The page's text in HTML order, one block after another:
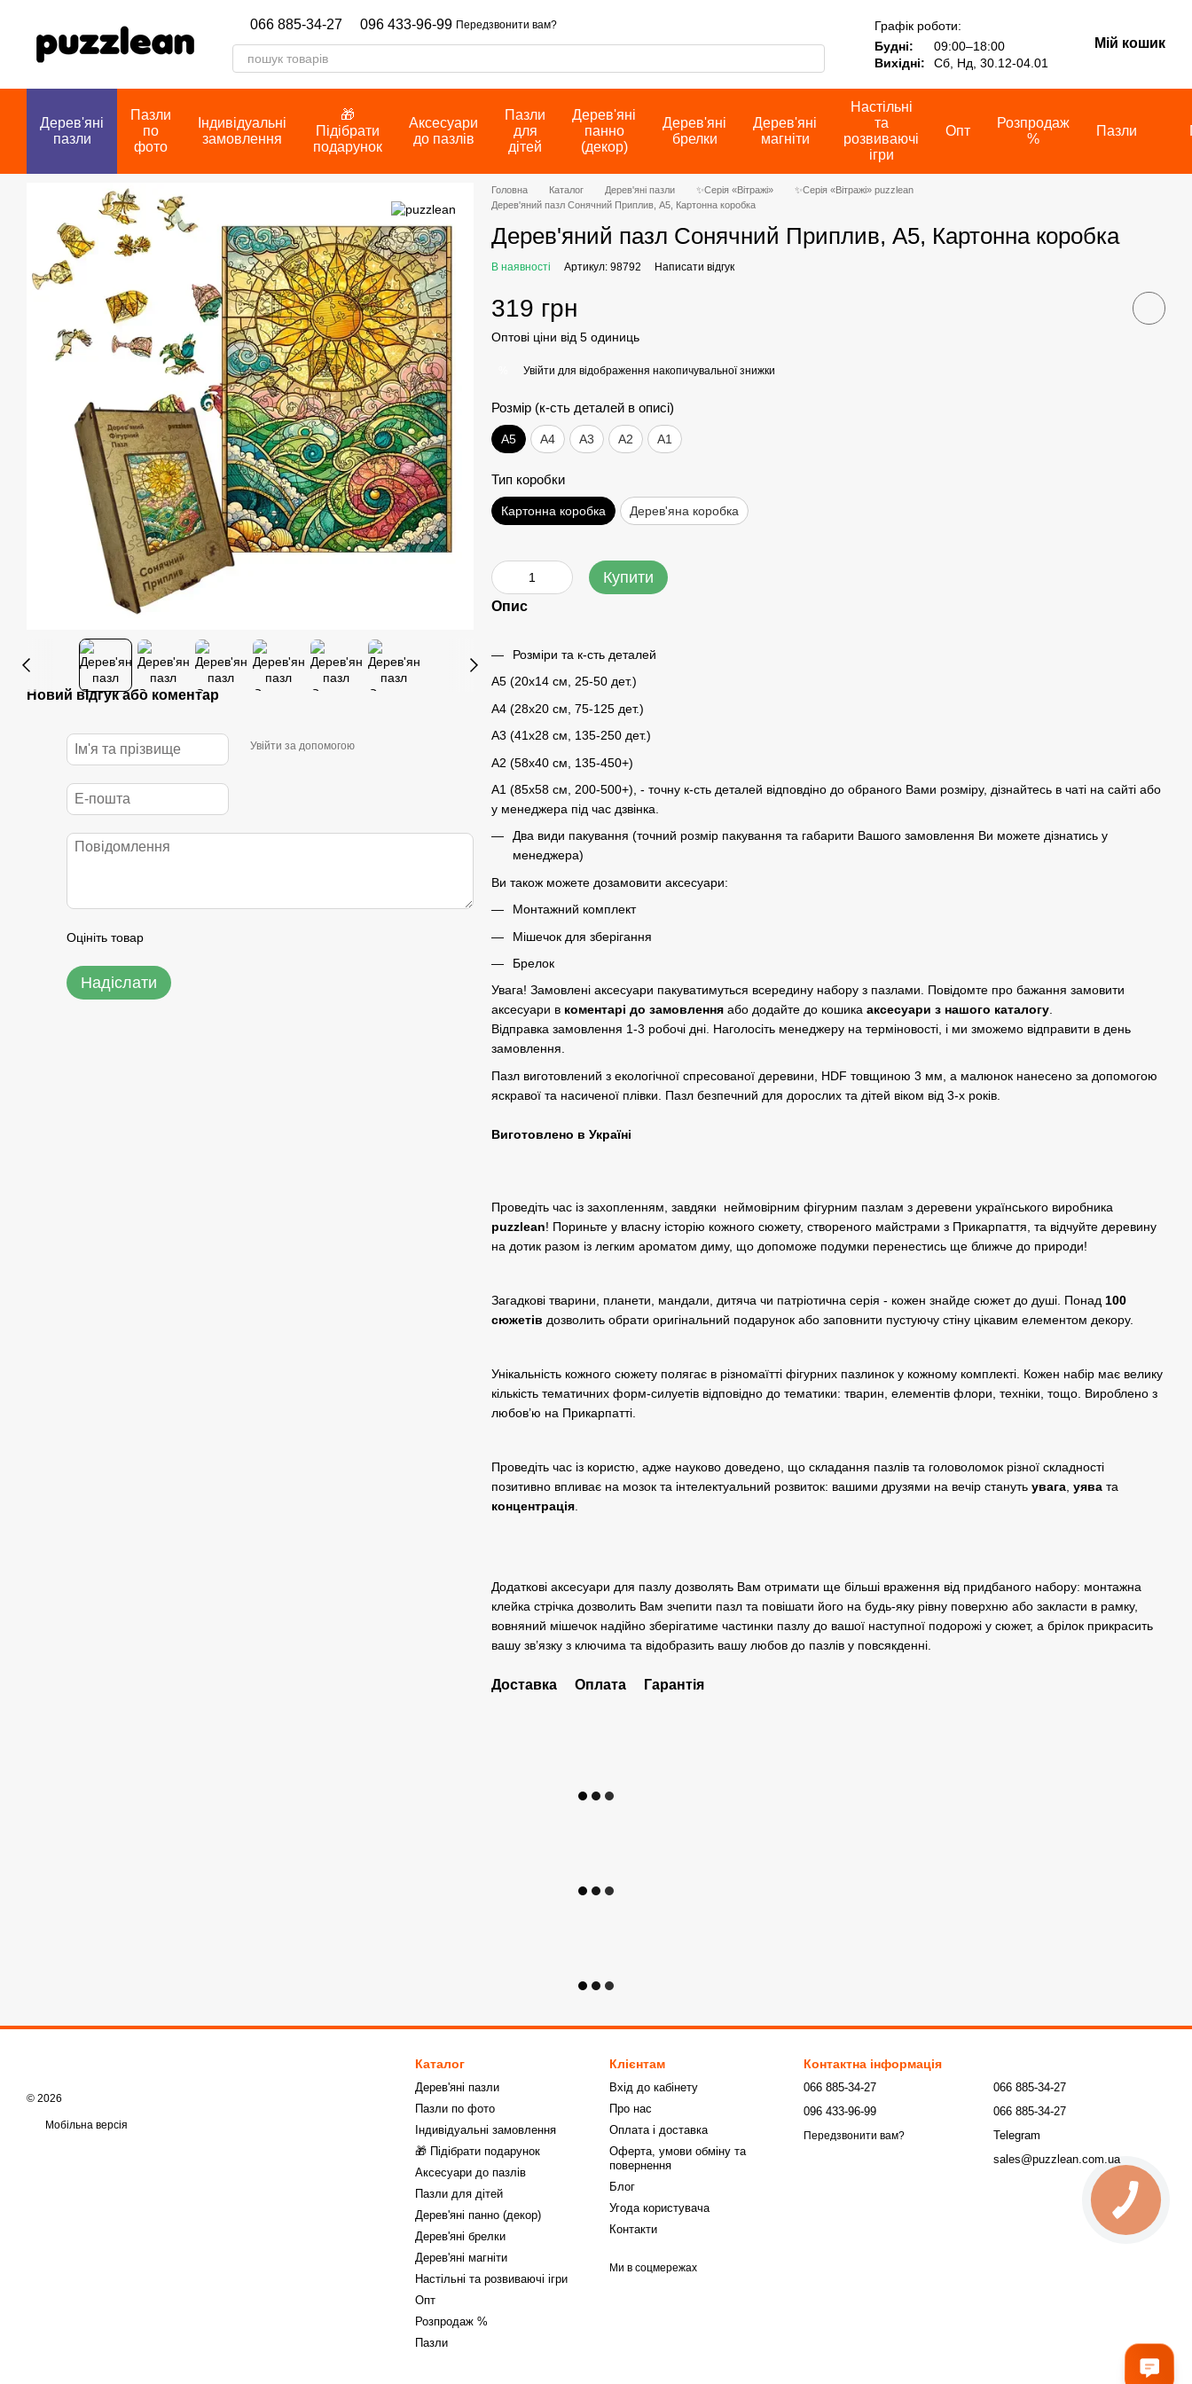
066 885-34-27 096 433-96-99 Передзвонити вам?
Графік роботи:
Будні:
09:00–18:00
Вихідні:
Сб, Нд, 30.12-04.01
Мій кошик
Дерев'яні
пазли
Пазли
по
фото
Індивідуальні
замовлення
🎁
Підібрати
подарунок
Аксесуари
до пазлів
Пазли
для
дітей
Дерев'яні
панно
(декор)
Дерев'яні
брелки
Дерев'яні
магніти
Настільні
та
розвиваючі
ігри
Опт
Розпродаж
%
Пазли
Новий відгук або коментар
Увійти за допомогою
Оцініть товар
Надіслати
Головна Каталог Дерев'яні пазли ✨Серія «Вітражі»
✨Серія «Вітражі» puzzlean
Дерев'яний пазл Сонячний Приплив, А5, Картонна коробка
Дерев'яний пазл Сонячний Приплив, А5, Картонна коробка
В наявності Артикул: 98792 Написати відгук
319 грн
Оптові ціни від 5 одиниць
Увійти для відображення накопичувальної знижки
Розмір (к-сть деталей в описі)
А5 А4 A3 A2 A1
Тип коробки
Картонна коробка Дерев'яна коробка
Купити
Опис
Розміри та к-сть деталей
A5 (20х14 см, 25-50 дет.)
A4 (28x20 см, 75-125 дет.)
A3 (41х28 см, 135-250 дет.)
A2 (58х40 см, 135-450+)
A1 (85х58 см, 200-500+), - точну к-сть деталей відповдіно до обраного Вами розміру, дізнайтесь в чаті на сайті або
у менеджера під час дзвінка.
Два види пакування (точний розмір пакування та габарити Вашого замовлення Ви можете дізнатись у
менеджера)
Ви також можете дозамовити аксесуари:
Монтажний комплект
Мішечок для зберігання
Брелок
Увага! Замовлені аксесуари пакуватимуться всередину набору з пазлами. Повідомте про бажання замовити
аксесуари в коментарі до замовленняабо додайте до кошика аксесуари з нашого каталогу.
Відправка замовлення 1-3 робочі дні. Наголосіть менеджеру на терміновості, і ми зможемо відправити в день
замовлення.
Пазл виготовлений з екологічної спресованої деревини, HDF товщиною 3 мм, а малюнок нанесено за допомогою
яскравої та насиченої плівки. Пазл безпечний для дорослих та дітей віком від 3-х років.
Виготовлено в Україні
Проведіть час із захопленням, завдяки неймовірним фігурним пазлам з деревени українського виробника
puzzlean! Пориньте у власну історію кожного сюжету, створеного майстрами з Прикарпаття, та відчуйте деревину
на дотик разом із легким ароматом диму, що допоможе подумки перенестись ще ближче до природи!
Загадкові тварини, планети, мандали, дитяча чи патріотична серія - кожен знайде сюжет до душі. Понад100
сюжетів дозволить обрати оригінальний подарунок або заповнити пустуючу стіну цікавим елементом декору.
Унікальність кожного сюжету полягає в різномаїтті фігурних пазлинок у кожному комплекті. Кожен набір має велику
кількість тематичних форм-силуетів відповідно до тематики: тварин, елементів флори, техніки, тощо. Вироблено з
любов’ю на Прикарпатті.
Проведіть час із користю, адже науково доведено, що складання пазлів та головоломок різної складності
позитивно впливає на мозок та інтелектуальний розвиток: вашими друзями на вечір станутьувага, уявата
концентрація.
Додаткові аксесуари для пазлу дозволять Вам отримати ще більші враження від придбаного набору: монтажна
клейка стрічка дозволить Вам зчепити пазл та повішати його на будь-яку рівну поверхню або закласти в рамку,
вовняний мішечок надійно зберігатиме частинки пазлу до вашої наступної подорожі у сюжет, а брілок прикрасить
вашу зв’язку з ключима та відобразить вашу любов до пазлів у повсякденні.
Доставка Оплата Гарантія
© 2026
Мобільна версія
Каталог
Дерев'яні пазли
Пазли по фото
Індивідуальні замовлення
🎁 Підібрати подарунок
Аксесуари до пазлів
Пазли для дітей
Дерев'яні панно (декор)
Дерев'яні брелки
Дерев'яні магніти
Настільні та розвиваючі ігри
Опт
Розпродаж %
Пазли
Клієнтам
Вхід до кабінету
Про нас
Оплата і доставка
Оферта, умови обміну та
повернення
Блог
Угода користувача
Контакти
Ми в соцмережах
Контактна інформація
066 885-34-27
096 433-96-99
Передзвонити вам?
066 885-34-27
066 885-34-27
Telegram
sales@puzzlean.com.ua